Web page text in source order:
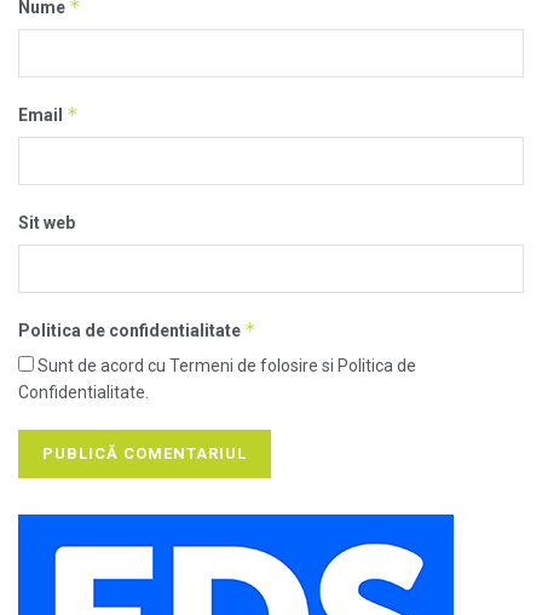
Nume *
Email *
Sit web
Politica de confidentialitate *
Sunt de acord cu Termeni de folosire si Politica de
Confidentialitate.